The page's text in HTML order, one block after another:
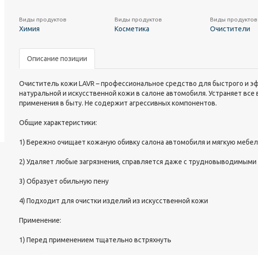
Виды продуктов
Химия
Виды продуктов
Косметика
Виды продуктов
Очистители
Описание позиции
Очиститель кожи LAVR – профессиональное средство для быстрого и
натуральной и искусственной кожи в салоне автомобиля. Устраняет
применения в быту. Не содержит агрессивных компонентов.
Общие характеристики:
1) Бережно очищает кожаную обивку салона автомобиля и мягкую
2) Удаляет любые загрязнения, справляется даже с трудновыводимыми
3) Образует обильную пену
4) Подходит для очистки изделий из искусственной кожи
Применение:
1) Перед применением тщательно встряхнуть